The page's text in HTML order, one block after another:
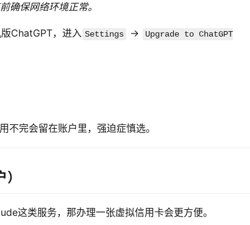
确保网络环境正常。
ChatGPT，进入 Settings ->
Upgrade to ChatGPT
不完会留在账户里，强迫症慎选。
这类服务，那办理一张虚拟信用卡会更方便。